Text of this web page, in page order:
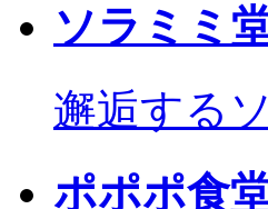
ソラミミ
邂逅する
ポポポ食